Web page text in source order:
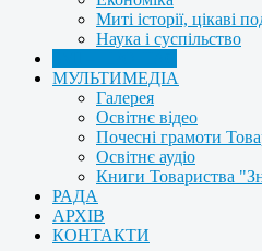
Миті історії, цікаві
Наука і суспільство
МУЛЬТИМЕДІА
Галерея
Освітнє відео
Почесні грамоти
Освітнє аудіо
Книги Товариства
РАДА
АРХІВ
КОНТАКТИ